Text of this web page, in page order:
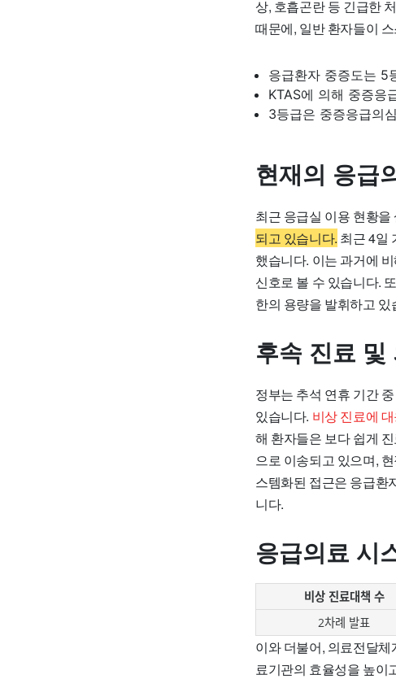
상, 호흡곤란 등 긴급한
때문에, 일반 환자들이
응급환자 중증도는 5
KTAS에 의해 중증응
3등급은 중증응급의
현재의 응급
최근 응급실 이용 현황을
되고 있습니다. 최근 4일
했습니다. 이는 과거에
신호로 볼 수 있습니다.
한의 용량을 발휘하고 있
후속 진료 및
정부는 추석 연휴 기간
있습니다. 비상 진료에
해 환자들은 보다 쉽게
으로 이송되고 있으며,
스템화된 접근은 응급환
니다.
응급의료 시
비상 진료대책 수
2차례 발표
이와 더불어, 의료전달
료기관의 효율성을 높이